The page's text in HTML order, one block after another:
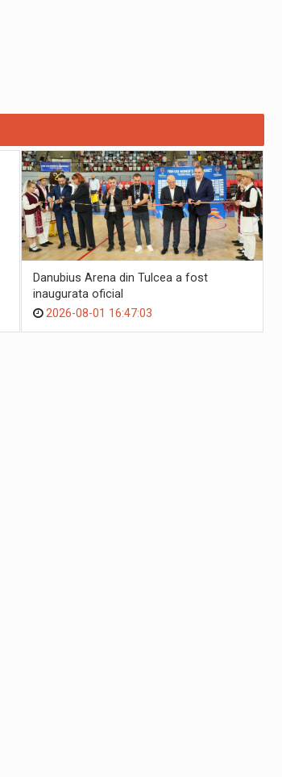
Danubius Arena din Tulcea a fost
inaugurata oficial
2026-08-01 16:47:03